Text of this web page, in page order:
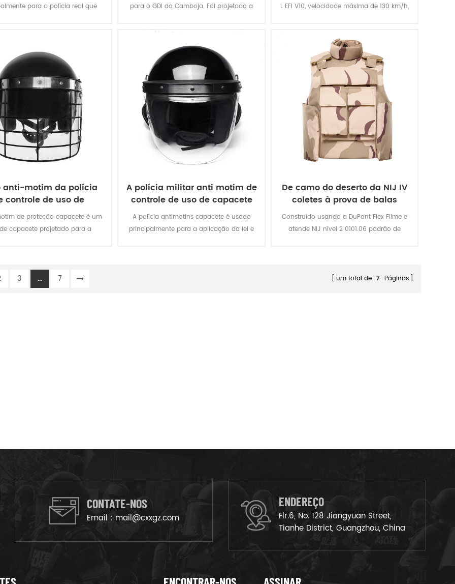
para a polícia real que
para o GDI do Camboja. Foi projetado a
L EFI V10, velocidade máxima de 130 km/h,
anti-motim da polícia
controle de uso de
com viseira
de proteção capacete é um
capacete projetado para a
A polícia militar anti motim de
controle de uso de capacete
A polícia antimotins capacete é usado
principalmente para a aplicação da lei e
De camo do deserto da NIJ IV
coletes à prova de balas
balísticos polícia colete
Construído usando a DuPont Flex Filme e
atende NIJ nível 2 0101.06 padrão de
Cordura e é resistente à água.
3 ... 7 um total de 7 Páginas
CONTATE-NOS
Email : mail@cxxgz.com
ENDEREÇO
Flr.6, No. 128 Jiangyuan Street,
Tianhe District, Guangzhou, China